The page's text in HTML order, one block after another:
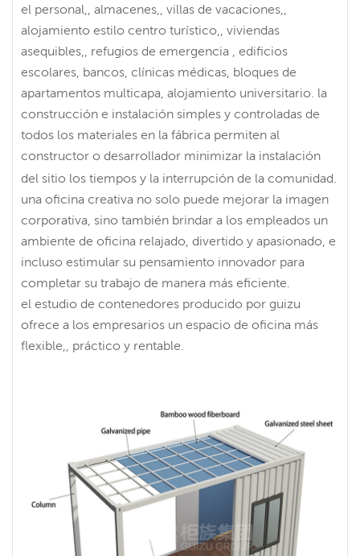
el personal,, almacenes,, villas de vacaciones,,
alojamiento estilo centro turístico,, viviendas
asequibles,, refugios de emergencia , edificios
escolares, bancos, clínicas médicas, bloques de
apartamentos multicapa, alojamiento universitario. la
construcción e instalación simples y controladas de
todos los materiales en la fábrica permiten al
constructor o desarrollador minimizar la instalación
del sitio los tiempos y la interrupción de la comunidad.
una oficina creativa no solo puede mejorar la imagen
corporativa, sino también brindar a los empleados un
ambiente de oficina relajado, divertido y apasionado, e
incluso estimular su pensamiento innovador para
completar su trabajo de manera más eficiente.
el estudio de contenedores producido por guizu
ofrece a los empresarios un espacio de oficina más
flexible,, práctico y rentable.